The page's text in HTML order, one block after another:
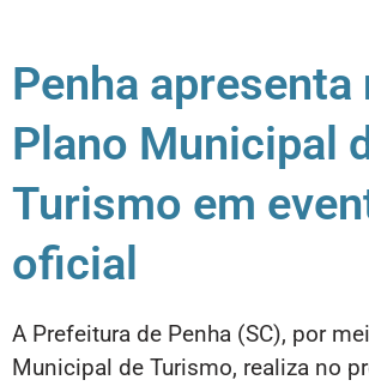
Penha apresenta
Plano Municipal
Turismo em
oficial
A Prefeitura de Penha (SC), por
Municipal de Turismo, realiza no